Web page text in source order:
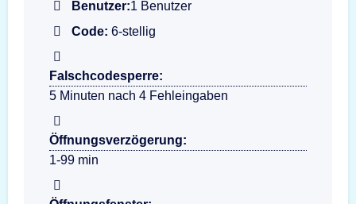
Benutzer:1 Benutzer
Code: 6-stellig
Falschcodesperre:
5 Minuten nach 4 Fehleingaben
Öffnungsverzögerung:
1-99 min